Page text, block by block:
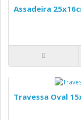
Assadeira
Travessa Oval